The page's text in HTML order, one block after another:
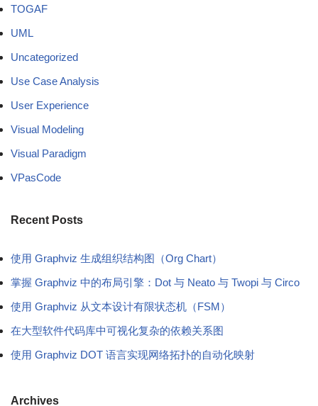
TOGAF
UML
Uncategorized
Use Case Analysis
User Experience
Visual Modeling
Visual Paradigm
VPasCode
Recent Posts
使用 Graphviz 生成组织结构图（Org Chart）
掌握 Graphviz 中的布局引擎：Dot 与 Neato 与 Twopi 与 Circo
使用 Graphviz 从文本设计有限状态机（FSM）
在大型软件代码库中可视化复杂的依赖关系图
使用 Graphviz DOT 语言实现网络拓扑的自动化映射
Archives